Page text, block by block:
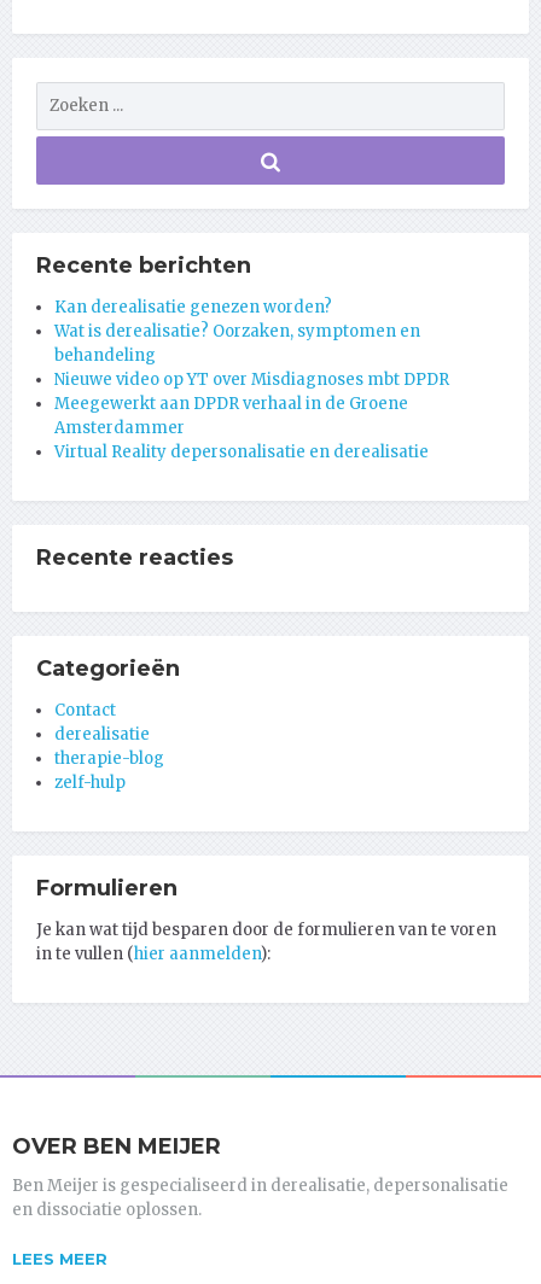
Recente berichten
Kan derealisatie genezen worden?
Wat is derealisatie? Oorzaken, symptomen en
behandeling
Nieuwe video op YT over Misdiagnoses mbt DPDR
Meegewerkt aan DPDR verhaal in de Groene
Amsterdammer
Virtual Reality depersonalisatie en derealisatie
Recente reacties
Categorieën
Contact
derealisatie
therapie-blog
zelf-hulp
Formulieren
Je kan wat tijd besparen door de formulieren van te voren
in te vullen (hier aanmelden):
OVER BEN MEIJER
Ben Meijer is gespecialiseerd in derealisatie, depersonalisatie
en dissociatie oplossen.
LEES MEER